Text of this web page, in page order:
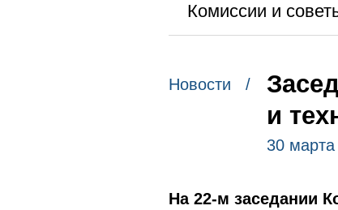
Комиссии и
Новости /
и
30 марта
На 22-м заседании